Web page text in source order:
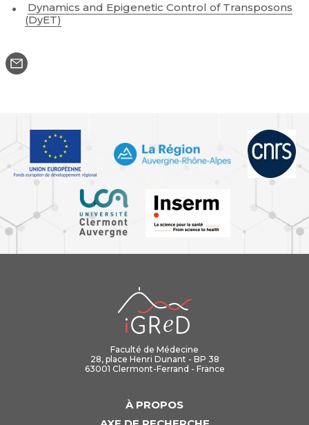
Dynamics and Epigenetic Control of Transposons
(DyET)
Faculté de Médecine
28, place Henri Dunant - BP 38
63001 Clermont-Ferrand - France
À PROPOS